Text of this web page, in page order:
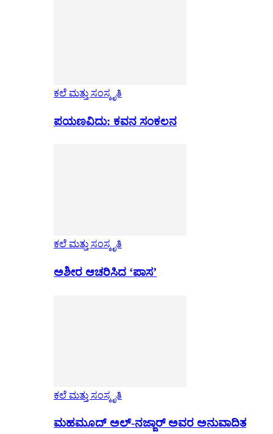
ಕಲೆ ಮತ್ತು ಸಂಸ್ಕೃತಿ
ಪಯಣವಿದು: ಕವನ ಸಂಕಲನ
ಕಲೆ ಮತ್ತು ಸಂಸ್ಕೃತಿ
ಅಶೀರ ಆಚರಿಸಿದ ‘ಪಾಸ’
ಕಲೆ ಮತ್ತು ಸಂಸ್ಕೃತಿ
ಮಹಮೂದ್ ಅಲ್-ನಜ್ಜಾರ್ ಅವರ ಅನುವಾದಿತ